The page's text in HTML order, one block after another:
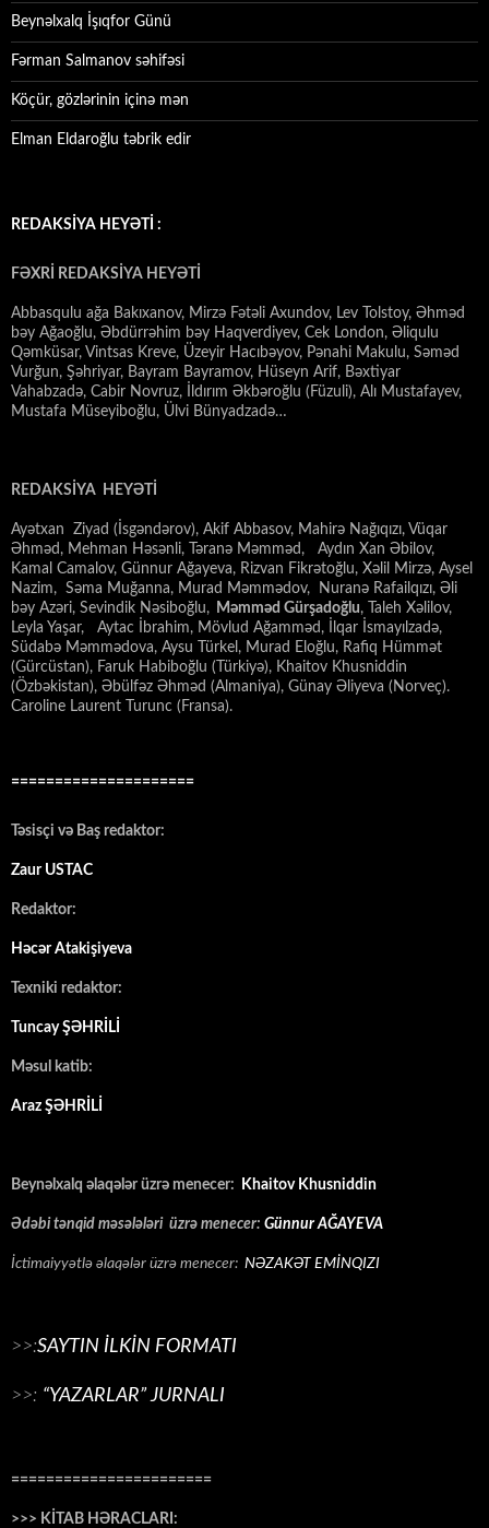
Beynəlxalq İşıqfor Günü
Fərman Salmanov səhifəsi
Köçür, gözlərinin içinə mən
Elman Eldaroğlu təbrik edir
REDAKSİYA HEYƏTİ :
FƏXRİ REDAKSİYA HEYƏTİ
Abbasqulu ağa Bakıxanov, Mirzə Fətəli Axundov, Lev Tolstoy, Əhməd
bəy Ağaoğlu, Əbdürrəhim bəy Haqverdiyev, Cek London, Əliqulu
Qəmküsar, Vintsas Kreve, Üzeyir Hacıbəyov, Pənahi Makulu, Səməd
Vurğun, Şəhriyar, Bayram Bayramov, Hüseyn Arif, Bəxtiyar
Vahabzadə, Cabir Novruz, İldırım Əkbəroğlu (Füzuli), Alı Mustafayev,
Mustafa Müseyiboğlu, Ülvi Bünyadzadə…
REDAKSİYA HEYƏTİ
Ayətxan Ziyad (İsgəndərov), Akif Abbasov, Mahirə Nağıqızı, Vüqar
Əhməd, Mehman Həsənli, Təranə Məmməd, Aydın Xan Əbilov,
Kamal Camalov, Günnur Ağayeva, Rizvan Fikrətoğlu, Xəlil Mirzə, Aysel
Nazim, Səma Muğanna, Murad Məmmədov, Nuranə Rafailqızı, Əli
bəy Azəri, Sevindik Nəsiboğlu, Məmməd Gürşadoğlu, Taleh Xəlilov,
Leyla Yaşar, Aytac İbrahim, Mövlud Ağamməd, İlqar İsmayılzadə,
Südabə Məmmədova, Aysu Türkel, Murad Eloğlu, Rafiq Hümmət
(Gürcüstan), Faruk Habiboğlu (Türkiyə), Khaitov Khusniddin
(Özbəkistan), Əbülfəz Əhməd (Almaniya), Günay Əliyeva (Norveç).
Caroline Laurent Turunc (Fransa).
=====================
Təsisçi və Baş redaktor:
Zaur USTAC
Redaktor:
Həcər Atakişiyeva
Texniki redaktor:
Tuncay ŞƏHRİLİ
Məsul katib:
Araz ŞƏHRİLİ
Beynəlxalq əlaqələr üzrə menecer: Khaitov Khusniddin
Ədəbi tənqid məsələləri üzrə menecer: Günnur AĞAYEVA
İctimaiyyətlə əlaqələr üzrə menecer: NƏZAKƏT EMİNQIZI
>>:SAYTIN İLKİN FORMATI
>>: “YAZARLAR” JURNALI
=======================
>>> KİTAB HƏRACLARI: